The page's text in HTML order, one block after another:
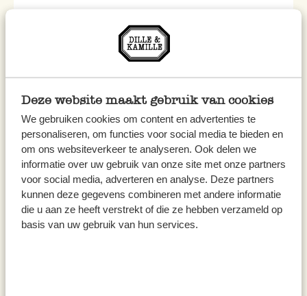
Deze website maakt gebruik van cookies
We gebruiken cookies om content en advertenties te
personaliseren, om functies voor social media te bieden en
om ons websiteverkeer te analyseren. Ook delen we
informatie over uw gebruik van onze site met onze partners
voor social media, adverteren en analyse. Deze partners
kunnen deze gegevens combineren met andere informatie
die u aan ze heeft verstrekt of die ze hebben verzameld op
basis van uw gebruik van hun services.